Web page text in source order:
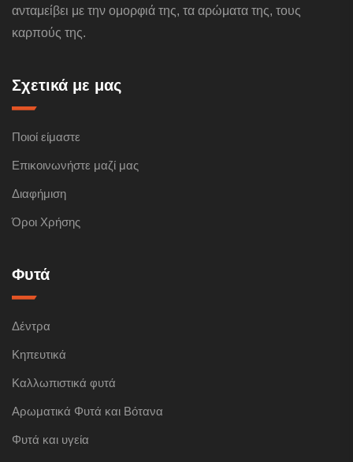
ανταμείβει με την ομορφιά της, τα αρώματα της, τους
καρπούς της.
Σχετικά με μας
Ποιοί είμαστε
Επικοινωνήστε μαζί μας
Διαφήμιση
Όροι Χρήσης
Φυτά
Δέντρα
Κηπευτικά
Καλλωπιστικά φυτά
Αρωματικά Φυτά και Βότανα
Φυτά και υγεία